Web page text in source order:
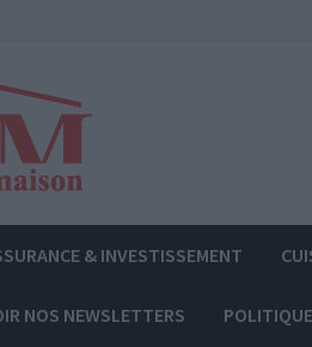
& INVESTISSEMENT
NOS NEWSLETTERS